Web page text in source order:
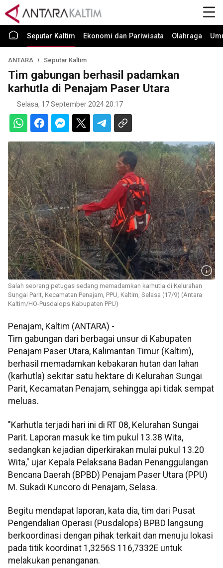
Seputar Kaltim Ekonomi dan Pariwisata Olahraga
ANTARA Seputar Kaltim
Tim gabungan berhasil padamkan
karhutla di Penajam Paser Utara
Selasa, 17 September 2024 20:17
Salah seorang petugas sedang memadamkan karhutla di Kelurahan
Sungai Parit, Kecamatan Penajam, PPU, Kaltim, Selasa (17/9) (Antara
Kaltim/HO-Pusdalops Kabupaten PPU)
Penajam, Kaltim (ANTARA) -
Tim gabungan dari berbagai unsur di Kabupaten
Penajam Paser Utara, Kalimantan Timur (Kaltim),
berhasil memadamkan kebakaran hutan dan lahan
(karhutla) sekitar satu hektare di Kelurahan Sungai
Parit, Kecamatan Penajam, sehingga api tidak sempat
meluas.
"Karhutla terjadi hari ini di RT 08, Kelurahan Sungai
Parit. Laporan masuk ke tim pukul 13.38 Wita,
sedangkan kejadian diperkirakan mulai pukul 13.20
Wita," ujar Kepala Pelaksana Badan Penanggulangan
Bencana Daerah (BPBD) Penajam Paser Utara (PPU)
M. Sukadi Kuncoro di Penajam, Selasa.
Begitu mendapat laporan, kata dia, tim dari Pusat
Pengendalian Operasi (Pusdalops) BPBD langsung
berkoordinasi dengan pihak terkait dan menuju lokasi
pada titik koordinat 1,3256S 116,7332E untuk
melakukan penanganan.